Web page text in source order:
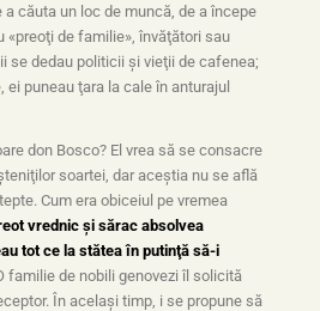
căuta un loc de muncă, de a începe
«preoţi de familie», învăţători sau
se dedau politicii şi vieţii de cafenea;
ei puneau ţara la cale în anturajul
don Bosco? El vrea să se consacre
soartei, dar aceştia nu se află
Cum era obiceiul pe vremea
vrednic şi sărac absolvea
tot ce la stătea în putinţă să-i
familie de nobili genovezi îl solicită
În acelaşi timp, i se propune să